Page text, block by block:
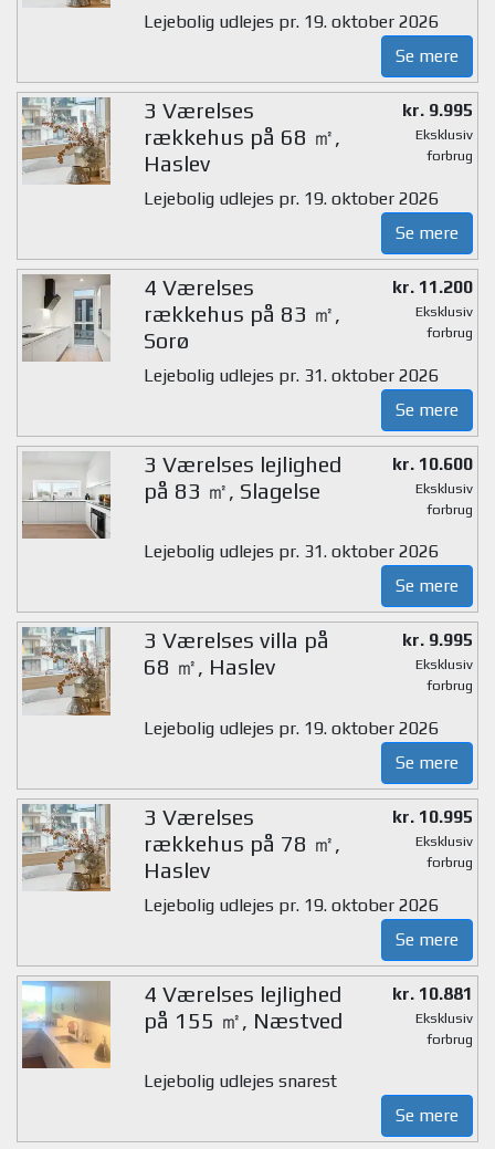
Lejebolig udlejes pr. 19. oktober 2026
Se mere
3 Værelses
rækkehus på 68 ㎡,
Haslev
kr. 9.995
Eksklusiv
forbrug
Lejebolig udlejes pr. 19. oktober 2026
Se mere
4 Værelses
rækkehus på 83 ㎡,
Sorø
kr. 11.200
Eksklusiv
forbrug
Lejebolig udlejes pr. 31. oktober 2026
Se mere
3 Værelses lejlighed
på 83 ㎡, Slagelse
kr. 10.600
Eksklusiv
forbrug
Lejebolig udlejes pr. 31. oktober 2026
Se mere
3 Værelses villa på
68 ㎡, Haslev
kr. 9.995
Eksklusiv
forbrug
Lejebolig udlejes pr. 19. oktober 2026
Se mere
3 Værelses
rækkehus på 78 ㎡,
Haslev
kr. 10.995
Eksklusiv
forbrug
Lejebolig udlejes pr. 19. oktober 2026
Se mere
4 Værelses lejlighed
på 155 ㎡, Næstved
kr. 10.881
Eksklusiv
forbrug
Lejebolig udlejes snarest
Se mere